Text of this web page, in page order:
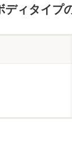
ディタイプ